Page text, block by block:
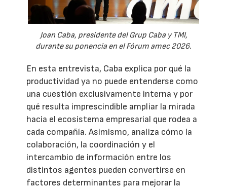
Joan Caba, presidente del Grup Caba y TMI,
durante su ponencia en el Fórum amec 2026.
En esta entrevista, Caba explica por qué la
productividad ya no puede entenderse como
una cuestión exclusivamente interna y por
qué resulta imprescindible ampliar la mirada
hacia el ecosistema empresarial que rodea a
cada compañía. Asimismo, analiza cómo la
colaboración, la coordinación y el
intercambio de información entre los
distintos agentes pueden convertirse en
factores determinantes para mejorar la